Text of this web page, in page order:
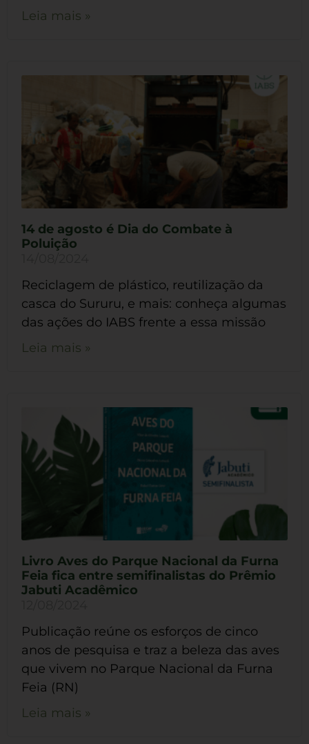
Leia mais »
14 de agosto é Dia do Combate à
Poluição
Reciclagem de plástico, reutilização da
casca do Sururu, e mais: conheça algumas
das ações do IABS frente a essa missão
Leia mais »
Livro Aves do Parque Nacional da Furna
Feia fica entre semifinalistas do Prêmio
Jabuti Acadêmico
Publicação reúne os esforços de cinco
anos de pesquisa e traz a beleza das aves
que vivem no Parque Nacional da Furna
Feia (RN)
Leia mais »